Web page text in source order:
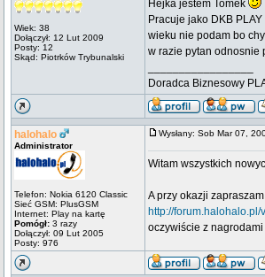
Wiek: 38
Dołączył: 12 Lut 2009
Posty: 12
Skąd: Piotrków Trybunalski
Hejka jestem Tomek
Pracuje jako DKB PLAY
wieku nie podam bo
w razie pytan odnosnie
Doradca Biznesowy
halohalo
Administrator
Telefon: Nokia 6120 Classic
Sieć GSM: PlusGSM
Internet: Play na kartę
Pomógł: 3 razy
Dołączył: 09 Lut 2005
Posty: 976
Wysłany: Sob Mar 07,
Witam wszystkich
A przy okazji
http://
oczywiście z nagrodami